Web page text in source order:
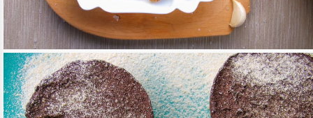
MEDITERRÁN KARFIOL
TOVÁBB OLVASOM FŐÉTELEK/KÖRETEK/MEDITERRÁN KONYHA